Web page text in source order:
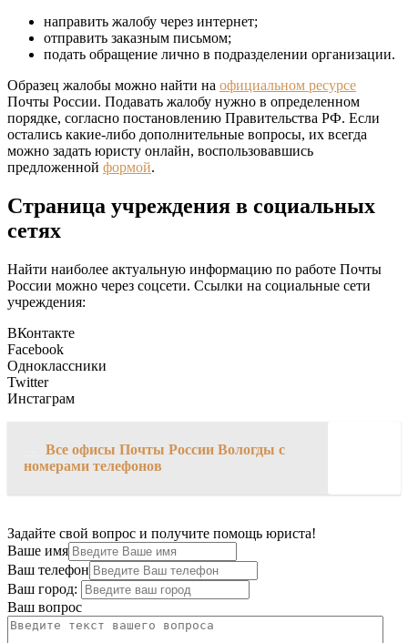
направить жалобу через интернет;
отправить заказным письмом;
подать обращение лично в подразделении организации.
Образец жалобы можно найти на официальном ресурсе
Почты России. Подавать жалобу нужно в определенном
порядке, согласно постановлению Правительства РФ. Если
остались какие-либо дополнительные вопросы, их всегда
можно задать юристу онлайн, воспользовавшись
предложенной формой.
Страница учреждения в социальных
сетях
Найти наиболее актуальную информацию по работе Почты
России можно через соцсети. Ссылки на социальные сети
учреждения:
ВКонтакте
Facebook
Одноклассники
Twitter
Инстаграм
Все офисы Почты России Вологды с
номерами телефонов
Задайте свой вопрос и получите помощь юриста!
Ваше имя
Ваш телефон
Ваш город:
Ваш вопрос